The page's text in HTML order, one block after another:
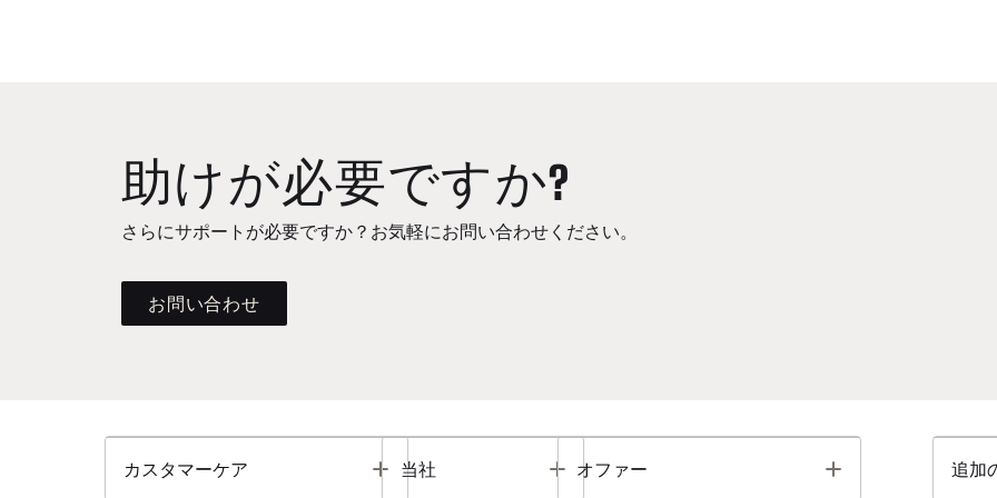
助けが必要ですか?
さらにサポートが必要ですか？お気軽にお問い合わせください。
お問い合わせ
カスタマーケア Toggle
当社 Toggle
オファー Toggle 追加